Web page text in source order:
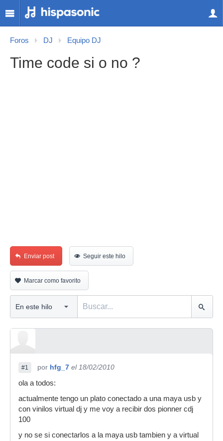
Foros DJ Equipo DJ
Time code si o no ?
Enviar post Seguir este hilo
Marcar como favorito
#1 por hfg_7 el 18/02/2010
ola a todos:
actualmente tengo un plato conectado a una maya usb y
con vinilos virtual dj y me voy a recibir dos pionner cdj
100
y no se si conectarlos a la maya usb tambien y a virtual